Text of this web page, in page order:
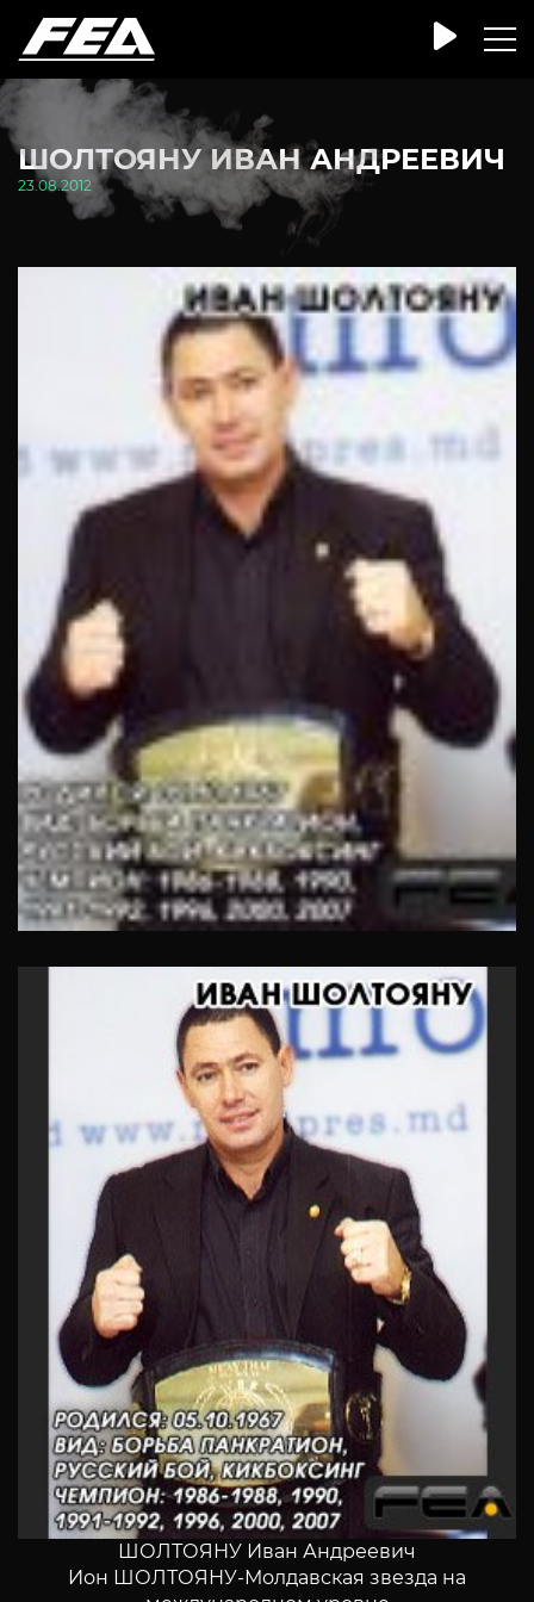
ШОЛТОЯНУ ИВАН АНДРЕЕВИЧ
23.08.2012
ШОЛТОЯНУ Иван Андреевич
Ион ШОЛТОЯНУ-Молдавская звезда на